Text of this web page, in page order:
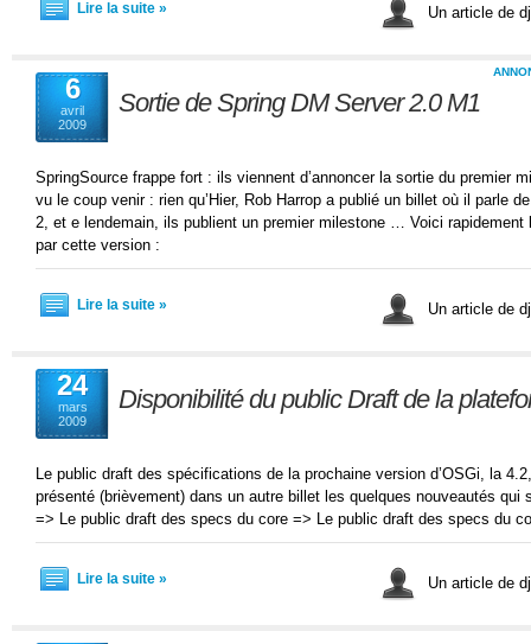
Lire la suite » Un article de
6
avril
2009
Sortie de Spring DM Server 2.0 M1
SpringSource frappe fort : ils viennent d’annoncer la sortie du premier
vu le coup venir : rien qu’Hier, Rob Harrop a publié un billet où il parle
2, et e lendemain, ils publient un premier milestone … Voici rapidement
par cette version :
Lire la suite » Un article de
24
mars
2009
Disponibilité du public Draft de la
Le public draft des spécifications de la prochaine version d’OSGi, la
présenté (brièvement) dans un autre billet les quelques nouveautés qui
=> Le public draft des specs du core => Le public draft des specs du
Lire la suite » Un article de